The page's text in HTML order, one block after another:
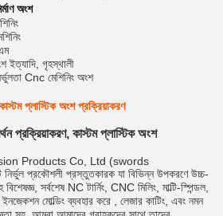
অংশ
ইত্যাদি, গৃহস্থালী
Cnc মেশিনিং অংশ
কাস্টম প্লাস্টিক অংশ প্রক্রিয়াকরণ
প্রক্রিয়াকরণ, কাস্টম প্লাস্টিক অংশ
Products Co, Ltd (swords
প্রকৌশলী প্রস্তুতকারক যা বিভিন্ন উপকরণে উচ্চ-
সর্বশেষ NC টার্নিং, CNC মিলিং, মাল্টি-স্পিন্ডল,
ইনজেকশন মোল্ডিং ব্যবহার করে , লেজার কাটিং, এবং নমন